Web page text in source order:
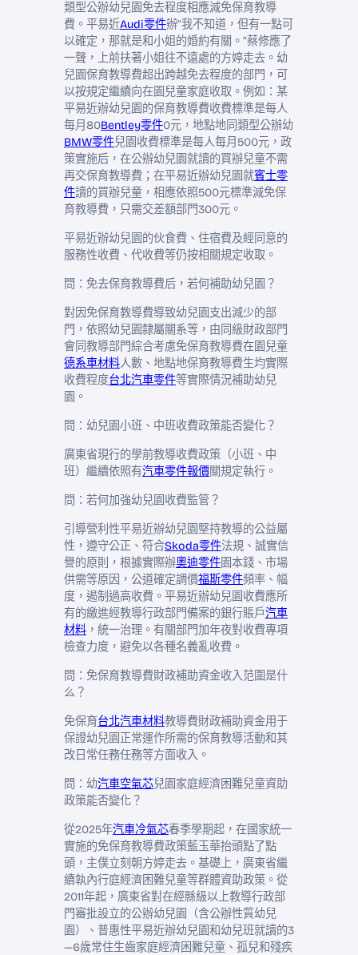
類型公辦幼兒園免去程度相應減免保育教導
費。平易近Audi零件辦“我不知道，但有一點可
以確定，那就是和小姐的婚約有關。”蔡修應了
一聲，上前扶著小姐往不遠處的方婷走去。幼
兒園保育教導費超出跨越免去程度的部門，可
以按規定繼續向在園兒童家庭收取。例如：某
平易近辦幼兒園的保育教導費收費標準是每人
每月80Bentley零件0元，地點地同類型公辦幼
BMW零件兒園收費標準是每人每月500元，政
策實施后，在公辦幼兒園就讀的買辦兒童不需
再交保育教導費；在平易近辦幼兒園就賓士零
件讀的買辦兒童，相應依照500元標準減免保
育教導費，只需交差額部門300元。
平易近辦幼兒園的伙食費、住宿費及經同意的
服務性收費、代收費等仍按相關規定收取。
問：免去保育教導費后，若何補助幼兒園？
對因免保育教導費導致幼兒園支出減少的部
門，依照幼兒園隸屬關系等，由同級財政部門
會同教導部門綜合考慮免保育教導費在園兒童
德系車材料人數、地點地保育教導費生均實際
收費程度台北汽車零件等實際情況補助幼兒
園。
問：幼兒園小班、中班收費政策能否變化？
廣東省現行的學前教導收費政策（小班、中
班）繼續依照有汽車零件報價關規定執行。
問：若何加強幼兒園收費監管？
引導營利性平易近辦幼兒園堅持教導的公益屬
性，遵守公正、符合Skoda零件法規、誠實信
譽的原則，根據實際辦奧迪零件園本錢、市場
供需等原因，公道確定調價福斯零件頻率、幅
度，遏制過高收費。平易近辦幼兒園收費應所
有的繳進經教導行政部門備案的銀行賬戶汽車
材料 ，統一治理。有關部門加年夜對收費專項
檢查力度，避免以各種名義亂收費。
問：免保育教導費財政補助資金收入范圍是什
么？
免保育台北汽車材料教導費財政補助資金用于
保證幼兒園正常運作所需的保育教導活動和其
改日常任務任務等方面收入。
問：幼汽車空氣芯兒園家庭經濟困難兒童資助
政策能否變化？
從2025年汽車冷氣芯春季學期起，在國家統一
實施的免保育教導費政策藍玉華抬頭點了點
頭，主僕立刻朝方婷走去。基礎上，廣東省繼
續執內行庭經濟困難兒童等群體資助政策。從
2011年起，廣東省對在經縣級以上教導行政部
門審批設立的公辦幼兒園（含公辦性質幼兒
園）、普惠性平易近辦幼兒園和幼兒班就讀的3
—6歲常住生齒家庭經濟困難兒童、孤兒和殘疾